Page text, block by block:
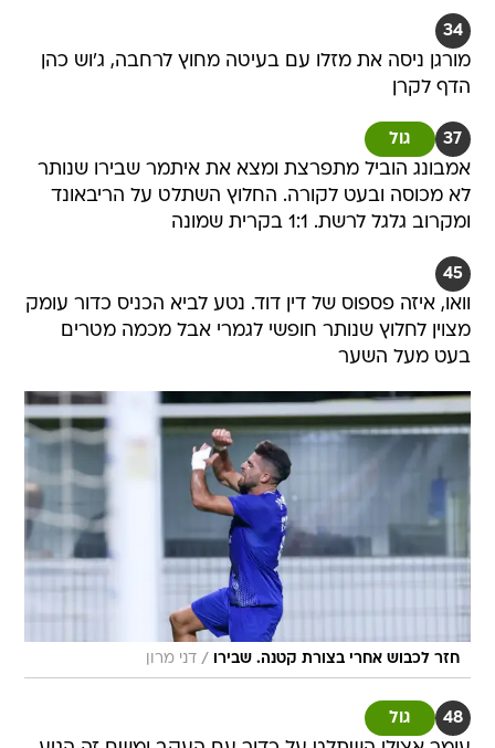
34
מורגן ניסה את מזלו עם בעיטה מחוץ לרחבה, ג'וש כהן
הדף לקרן
37 גול
אמבונג הוביל מתפרצת ומצא את איתמר שבירו שנותר
לא מכוסה ובעט לקורה. החלוץ השתלט על הריבאונד
ומקרוב גלגל לרשת. 1:1 בקרית שמונה
45
וואו, איזה פספוס של דין דוד. נטע לביא הכניס כדור עומק
מצוין לחלוץ שנותר חופשי לגמרי אבל מכמה מטרים
בעט מעל השער
חזר לכבוש אחרי בצורת קטנה. שבירו / דני מרון
48 גול